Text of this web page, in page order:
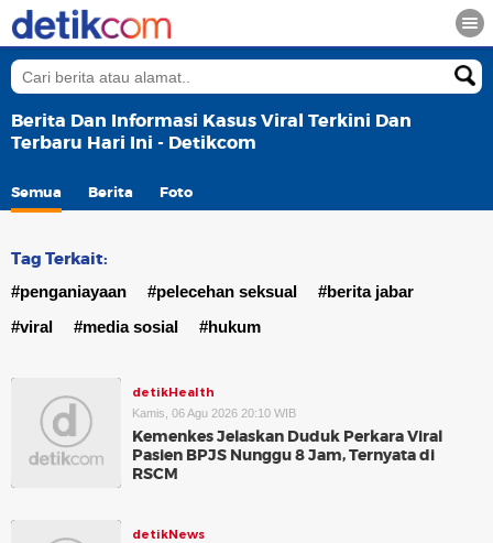
Berita Dan Informasi Kasus Viral Terkini Dan
Terbaru Hari Ini - Detikcom
Semua Berita Foto
Tag Terkait:
#penganiayaan #pelecehan seksual
#berita jabar
#viral
#media sosial #hukum
detikHealth
Kamis, 06 Agu 2026 20:10 WIB
Kemenkes Jelaskan Duduk Perkara Viral
Pasien BPJS Nunggu 8 Jam, Ternyata di
RSCM
detikNews